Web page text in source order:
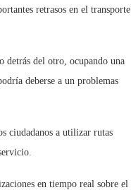
retrasos en el transporte
detrás del otro, ocupando una
deberse a un problemas
ciudadanos a utilizar rutas
en tiempo real sobre el